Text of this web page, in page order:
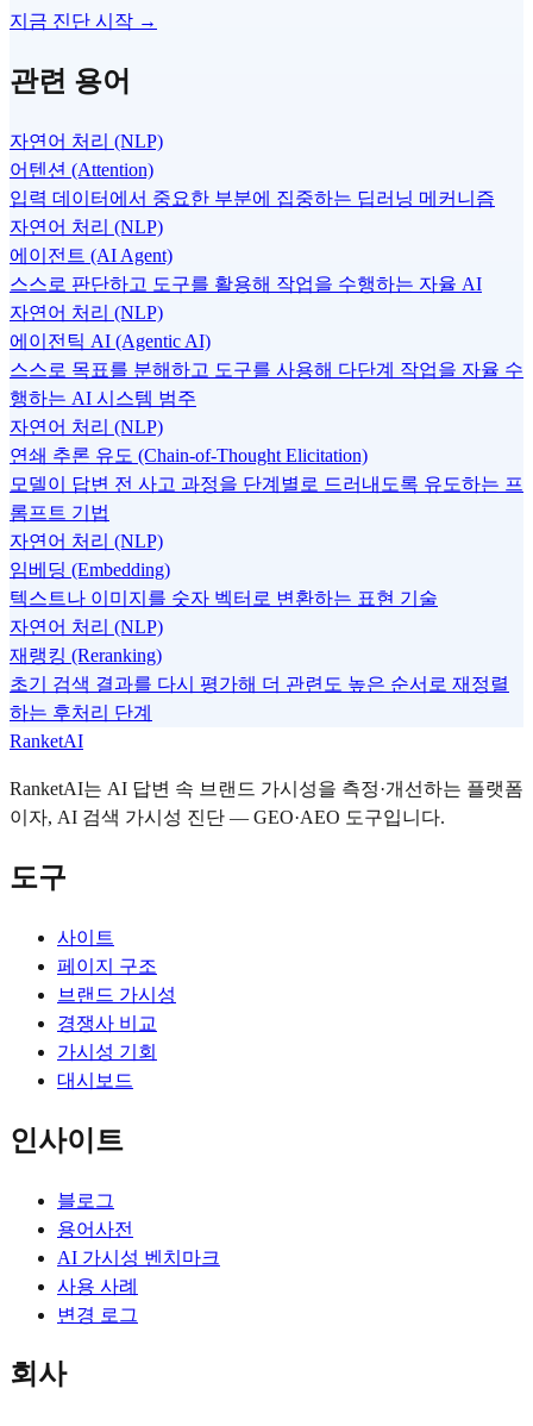
지금 진단 시작 →
관련 용어
자연어 처리 (NLP)
어텐션 (Attention)
입력 데이터에서 중요한 부분에 집중하는 딥러닝 메커니즘
자연어 처리 (NLP)
에이전트 (AI Agent)
스스로 판단하고 도구를 활용해 작업을 수행하는 자율 AI
자연어 처리 (NLP)
에이전틱 AI (Agentic AI)
스스로 목표를 분해하고 도구를 사용해 다단계 작업을 자율 수
행하는 AI 시스템 범주
자연어 처리 (NLP)
연쇄 추론 유도 (Chain-of-Thought Elicitation)
모델이 답변 전 사고 과정을 단계별로 드러내도록 유도하는 프
롬프트 기법
자연어 처리 (NLP)
임베딩 (Embedding)
텍스트나 이미지를 숫자 벡터로 변환하는 표현 기술
자연어 처리 (NLP)
재랭킹 (Reranking)
초기 검색 결과를 다시 평가해 더 관련도 높은 순서로 재정렬
하는 후처리 단계
RanketAI
RanketAI는 AI 답변 속 브랜드 가시성을 측정·개선하는 플랫폼
이자, AI 검색 가시성 진단 — GEO·AEO 도구입니다.
도구
사이트
페이지 구조
브랜드 가시성
경쟁사 비교
가시성 기회
대시보드
인사이트
블로그
용어사전
AI 가시성 벤치마크
사용 사례
변경 로그
회사